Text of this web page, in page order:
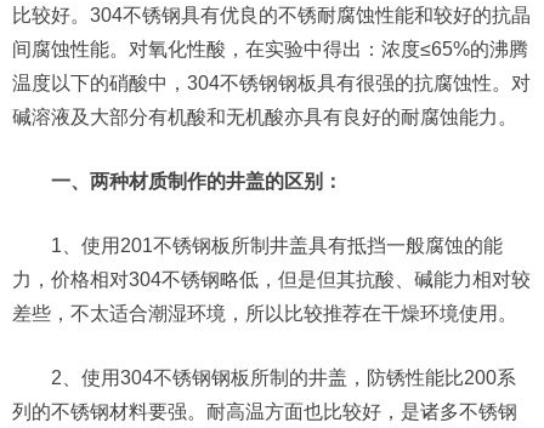
比较好。304不锈钢具有优良的不锈耐腐蚀性能和较好的抗晶
间腐蚀性能。对氧化性酸，在实验中得出：浓度≤65%的沸腾
温度以下的硝酸中，304不锈钢钢板具有很强的抗腐蚀性。对
碱溶液及大部分有机酸和无机酸亦具有良好的耐腐蚀能力。
一、两种材质制作的井盖的区别：
1、使用201不锈钢板所制井盖具有抵挡一般腐蚀的能
力，价格相对304不锈钢略低，但是但其抗酸、碱能力相对较
差些，不太适合潮湿环境，所以比较推荐在干燥环境使用。
2、使用304不锈钢钢板所制的井盖，防锈性能比200系
列的不锈钢材料要强。耐高温方面也比较好，是诸多不锈钢